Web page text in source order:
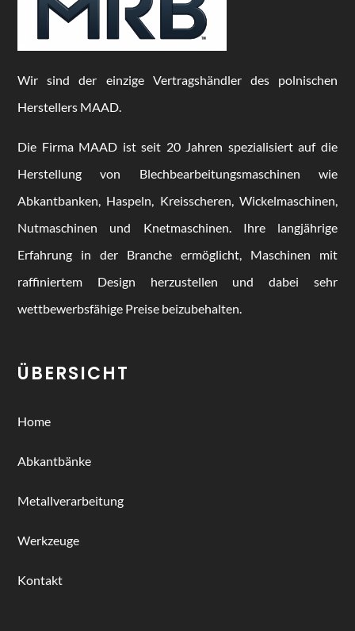
Wir sind der einzige Vertragshändler des polnischen
Herstellers MAAD.
Die Firma MAAD ist seit 20 Jahren spezialisiert auf die
Herstellung von Blechbearbeitungsmaschinen wie
Abkantbanken, Haspeln, Kreisscheren, Wickelmaschinen,
Nutmaschinen und Knetmaschinen. Ihre langjährige
Erfahrung in der Branche ermöglicht, Maschinen mit
raffiniertem Design herzustellen und dabei sehr
wettbewerbsfähige Preise beizubehalten.
ÜBERSICHT
Home
Abkantbänke
Metallverarbeitung
Werkzeuge
Kontakt